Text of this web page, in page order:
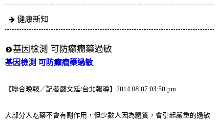
健康新知
基因檢測 可防癲癇藥過敏
基因檢測 可防癲癇藥過敏
【聯合晚報╱記者嚴文廷/台北報導】 2014.08.07 03:50 pm
大部分人吃藥不會有副作用，但少數人因為體質，會引起嚴重的過敏